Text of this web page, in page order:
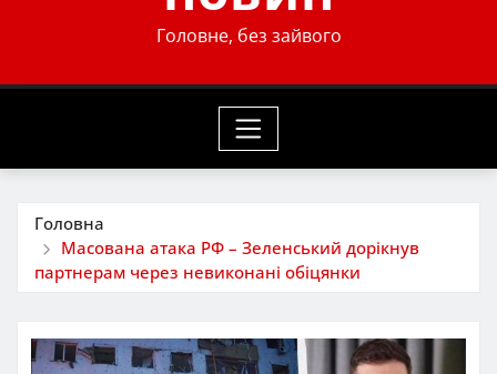
Головне, без зайвого
Головна
Масована атака РФ – Зеленський дорікнув
партнерам через невиконані обіцянки